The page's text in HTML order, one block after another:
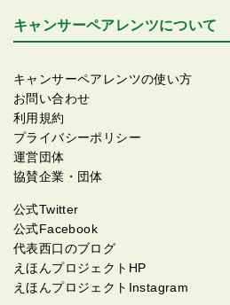
キャンサーペアレンツについて
キャンサーペアレンツの使い方
お問い合わせ
利用規約
プライバシーポリシー
運営団体
協賛企業・団体
公式Twitter
公式Facebook
代表西口のブログ
えほんプロジェクトHP
えほんプロジェクトInstagram